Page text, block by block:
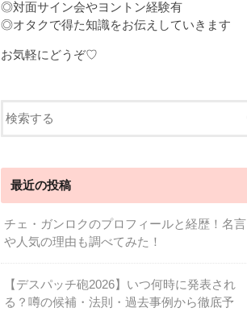
◎対面サイン会やヨントン経験有
◎オタクで得た知識をお伝えしていきます
お気軽にどうぞ♡
最近の投稿
チェ・ガンロクのプロフィールと経歴！名言
や人気の理由も調べてみた！
【デスパッチ砲2026】いつ何時に発表され
る？噂の候補・法則・過去事例から徹底予